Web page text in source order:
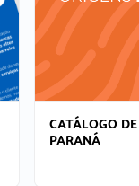
CATÁLOGO
PARANÁ